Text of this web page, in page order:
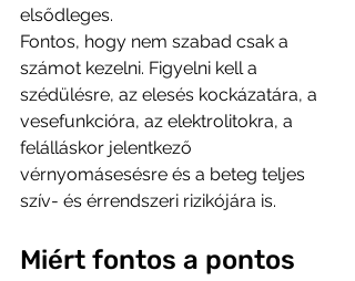
elsődleges.
Fontos, hogy nem szabad csak a
számot kezelni. Figyelni kell a
szédülésre, az elesés kockázatára, a
vesefunkcióra, az elektrolitokra, a
felálláskor jelentkező
vérnyomásesésre és a beteg teljes
szív- és érrendszeri rizikójára is.
Miért fontos a pontos